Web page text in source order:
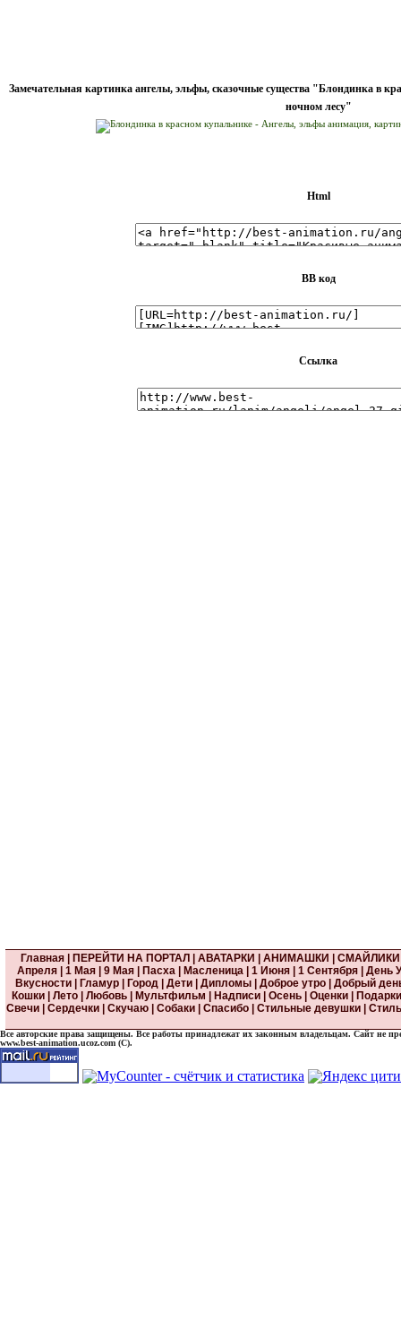
Замечательная картинка ангелы, эльфы, сказочные существа "Блондинка в
ночном лесу"
Html
BB код
Ссылка
Главная ПЕРЕЙТИ НА ПОРТАЛ АВАТАРКИ АНИМАШКИ СМАЙЛИКИ
Апреля| 1 Мая| 9 Мая| Пасха| Масленица| 1 Июня| 1 Сентября| День
Вкусности| Гламур| Город| Дети| Дипломы| Доброе утро| Добрый
Кошки| Лето| Любовь| Мультфильм Надписи| Осень| Оценки|
Подарки
Свечи| Сердечки| Скучаю| Собаки| Спасибо| Стильные девушки|
Все авторские права защищены. Все работы принадлежат их законным владельцам. Сайт не
www.best-animation.ucoz.com (C).